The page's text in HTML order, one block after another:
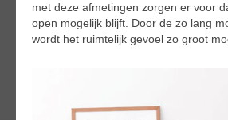
met deze afmetingen zorgen er voor
open mogelijk blijft. Door de zo lang
wordt het ruimtelijk gevoel zo groot